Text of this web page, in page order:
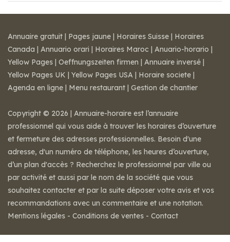
Annuaire gratuit | Pages jaune | Horaires Suisse | Horaires
Canada | Annuario orari | Horaires Maroc | Anuario-horario |
Yellow Pages | Oeffnungszeiten firmen | Annuaire inversé |
Yellow Pages UK | Yellow Pages USA | Horaire societe |
Agenda en ligne | Menu restaurant | Gestion de chantier
Copyright © 2026 | Annuaire-horaire est l’annuaire
professionnel qui vous aide à trouver les horaires d’ouverture
et fermeture des adresses professionnelles. Besoin d'une
adresse, d'un numéro de téléphone, les heures d’ouverture,
d’un plan d'accès ? Recherchez le professionnel par ville ou
par activité et aussi par le nom de la société que vous
souhaitez contacter et par la suite déposer votre avis et vos
recommandations avec un commentaire et une notation.
Mentions légales - Conditions de ventes - Contact